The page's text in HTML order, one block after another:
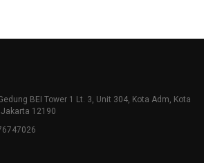
BEI Tower 1 Lt. 3, Unit 304, Kota Adm, Kota
12190